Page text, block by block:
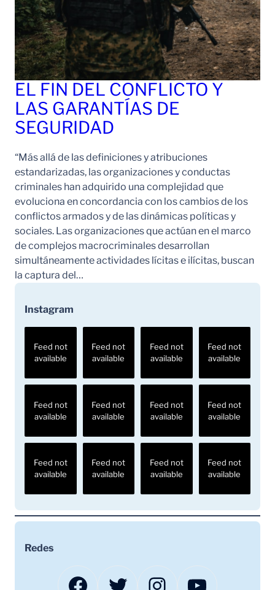
EL FIN DEL CONFLICTO Y
LAS GARANTÍAS DE
SEGURIDAD
“Más allá de las definiciones y atribuciones
estandarizadas, las organizaciones y conductas
criminales han adquirido una complejidad que
evoluciona en concordancia con los cambios de los
conflictos armados y de las dinámicas políticas y
sociales. Las organizaciones que actúan en el marco
de complejos macrocriminales desarrollan
simultáneamente actividades lícitas e ilícitas, buscan
la captura del…
Instagram
Feed not
available
Feed not
available
Feed not
available
Feed not
available
Feed not
available
Feed not
available
Feed not
available
Feed not
available
Feed not
available
Feed not
available
Feed not
available
Feed not
available
Redes